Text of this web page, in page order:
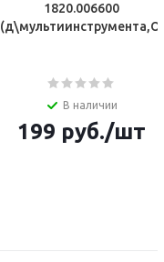
1820.006600
В наличии
199 руб./шт